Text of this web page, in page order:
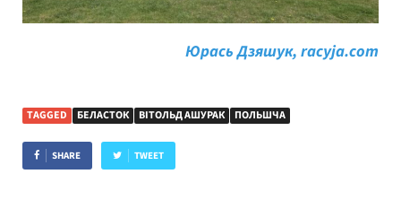
Юрась Дзяшук, racyja.com
TAGGED БЕЛАСТОК ВІТОЛЬД АШУРАК ПОЛЬШЧА
SHARE TWEET